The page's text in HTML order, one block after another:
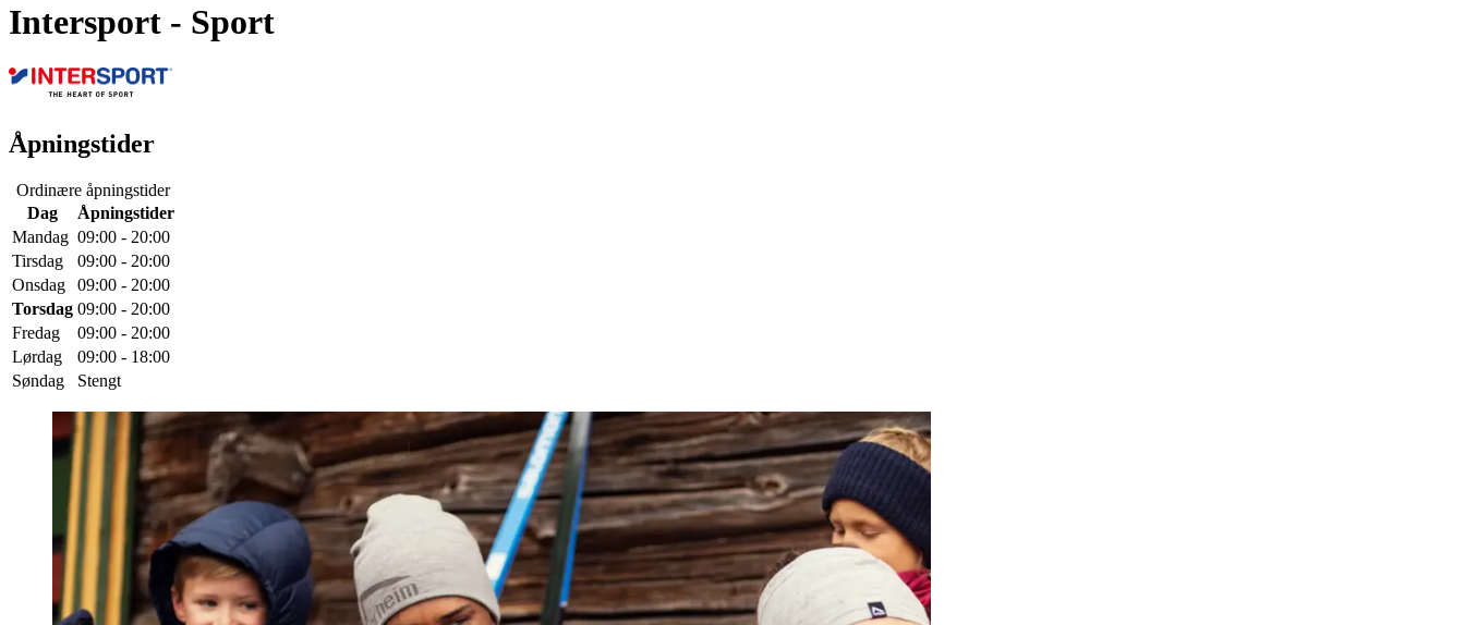
Intersport - Sport
Åpningstider
Ordinære åpningstider
Dag
Åpningstider
Mandag 09:00 - 20:00
Tirsdag
09:00 - 20:00
Onsdag
09:00 - 20:00
Torsdag 09:00 - 20:00
Fredag
09:00 - 20:00
Lørdag
09:00 - 18:00
Søndag
Stengt